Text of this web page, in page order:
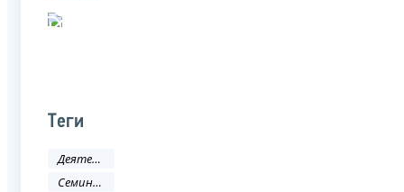
Теги
Деятельность ФНС
Семинар